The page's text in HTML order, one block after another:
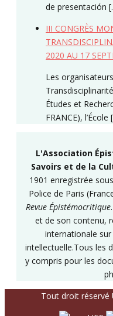
de presentación
III CONGRÈS
2020 AU 17
Les
Études et
FRANCE), l’École
L'Association
Savoirs et de la
1901 enregistrée
Police de Paris
Revue Épistémocritique
et de son contenu,
internationale
intellectuelle.Tous les
y compris pour les
Tout droit réservé